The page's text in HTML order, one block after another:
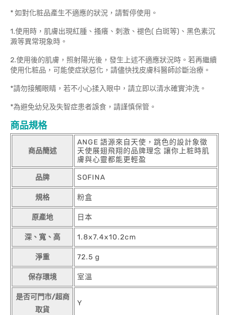
* 如對化粧品產生不適應的狀況，請暫停使用。
1.使用時，肌膚出現紅腫、搔癢、刺激、褪色( 白斑等)、黑色素沉
澱等異常現象時。
2.使用後的肌膚，照射陽光後，發生上述不適應狀況時。若再繼續
使用化粧品，可能使症狀惡化，請儘快找皮膚科醫師診斷治療。
*請勿接觸眼睛，若不小心揉入眼中，請立即以清水確實沖洗。
*為避免幼兒及失智症患者誤食，請謹慎保管。
商品規格
商品簡述
ANGE 語源來自天使，跳色的設計象徵
天使展翅飛翔的品牌理念 讓你上粧時肌
膚與心靈都能更輕盈
品牌 SOFINA
規格 粉盒
原產地 日本
深、寬、高 1.8x7.4x10.2cm
淨重 72.5 g
保存環境 室溫
是否可門市/超商
取貨
Y